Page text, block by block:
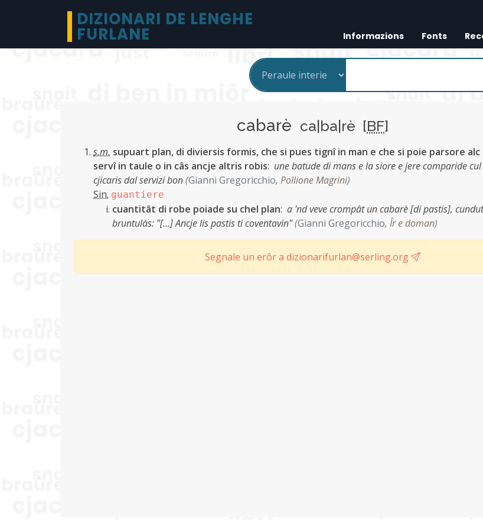
DIZIONARI DE LENGHE
FURLANE Informazions Fonts
cabarè ca|ba|rè [BF]
s.m. supuart plan, di diviersis formis, che si pues tignî in man e che si poie parsore alc
servî in taule o in câs ancje altris robis: une batude di mans e la siore e jere comparide
cjicaris dal servizi bon(Gianni Gregoricchio, Pollione Magrini)
Sin. guantiere
cuantitât di robe poiade su chel plan: a 'nd veve crompât un cabarè [di pastis],
bruntulàs: "[…] Ancje lis pastis ti coventavin"(Gianni Gregoricchio, Îr e doman)
Segnale un erôr a dizionarifurlan@serling.org